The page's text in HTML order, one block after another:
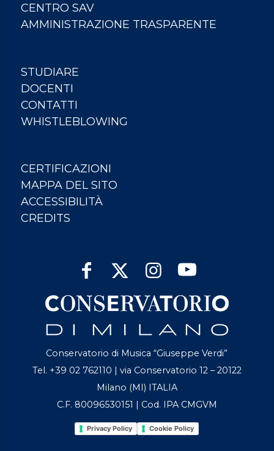
CENTRO SAV
AMMINISTRAZIONE TRASPARENTE
STUDIARE
DOCENTI
CONTATTI
WHISTLEBLOWING
CERTIFICAZIONI
MAPPA DEL SITO
ACCESSIBILITÀ
CREDITS
Conservatorio di Musica “Giuseppe Verdi”
Tel. +39 02 762110 | via Conservatorio 12 – 20122
Milano (MI) ITALIA
C.F. 80096530151 | Cod. IPA CMGVM
Privacy Policy Cookie Policy